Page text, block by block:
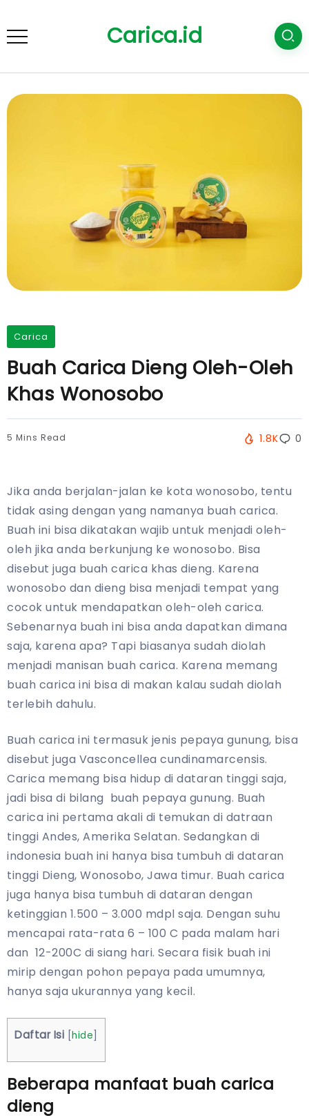
Carica.id
Carica
Buah Carica Dieng Oleh-Oleh
Khas Wonosobo
5 Mins Read 1.8K 0
Jika anda berjalan-jalan ke kota wonosobo, tentu
tidak asing dengan yang namanya buah carica.
Buah ini bisa dikatakan wajib untuk menjadi oleh-
oleh jika anda berkunjung ke wonosobo. Bisa
disebut juga buah carica khas dieng. Karena
wonosobo dan dieng bisa menjadi tempat yang
cocok untuk mendapatkan oleh-oleh carica.
Sebenarnya buah ini bisa anda dapatkan dimana
saja, karena apa? Tapi biasanya sudah diolah
menjadi manisan buah carica. Karena memang
buah carica ini bisa di makan kalau sudah diolah
terlebih dahulu.
Buah carica ini termasuk jenis pepaya gunung, bisa
disebut juga Vasconcellea cundinamarcensis.
Carica memang bisa hidup di dataran tinggi saja,
jadi bisa di bilang buah pepaya gunung. Buah
carica ini pertama akali di temukan di datraan
tinggi Andes, Amerika Selatan. Sedangkan di
indonesia buah ini hanya bisa tumbuh di dataran
tinggi Dieng, Wonosobo, Jawa timur. Buah carica
juga hanya bisa tumbuh di dataran dengan
ketinggian 1.500 – 3.000 mdpl saja. Dengan suhu
mencapai rata-rata 6 – 100 C pada malam hari
dan 12-200C di siang hari. Secara fisik buah ini
mirip dengan pohon pepaya pada umumnya,
hanya saja ukurannya yang kecil.
Daftar Isi [hide
Beberapa manfaat buah carica
dieng